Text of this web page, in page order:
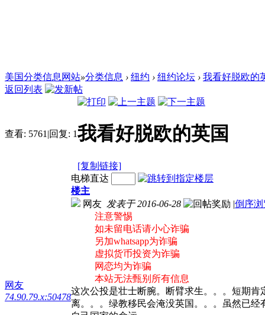
美国分类信息网站»分类信息 › 纽约 › 纽约论坛 › 我看好脱欧的
返回列表
查看: 5761 |回复: 1我看好脱欧的英国
[复制链接]
网友
74.90.79.x:50478
电梯直达
楼主
网友 发表于 2016-06-28 |倒序浏
注意警惕
如未留电话请小心诈骗
另加whatsapp为诈骗
虚拟货币投资为诈骗
网恋均为诈骗
本站无法甄别所有信息
这次公投是壮士断腕。断臂求生。。。短期
离。。。绿教移民会淹没英国。。。虽然已